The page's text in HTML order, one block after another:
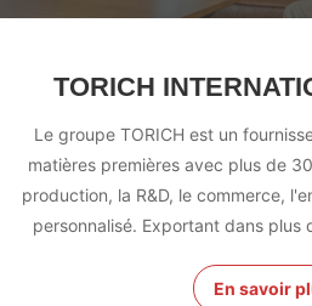
TORICH
Le groupe TORICH est un
matières premières avec plus de
production, la R&D, le commerce,
personnalisé. Exportant dans plus
professionnel et
En savoir